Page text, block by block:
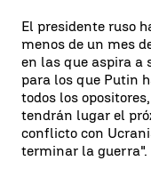
El presidente ruso
menos de un mes
en las que aspira a
para los que Putin
todos los
tendrán lugar el
conflicto con
terminar la guerra". ​